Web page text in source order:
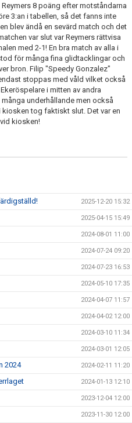
8 poäng efter motståndarna
3:an i tabellen, så det fanns inte
blev ändå en sevärd match och det
var slut var Reymers rättvisa
med 2-1! En bra match av alla i
för många fina glidtacklingar och
bron. Filip "Speedy Gonzalez"
stoppas med våld vilket också
i mitten av andra
underhållande men också
tog faktiskt slut. Det var en
kiosken!
2025-12-20 15:32
2025-04-15 15:49
2024-08-01 11:00
2024-07-24 09:20
2024-07-23 16:53
2024-05-10 17:35
2024-04-07 11:57
2024-04-02 12:00
2024-03-10 11:34
2024-03-01 12:05
2024 2024-02-11 11:20
2024-01-13 12:10
2023-12-04 12:00
2023-11-30 12:00